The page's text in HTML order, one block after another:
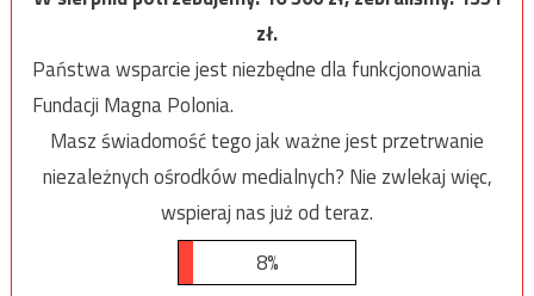
zł.
Państwa wsparcie jest niezbędne dla funkcjonowania
Fundacji Magna Polonia.
Masz świadomość tego jak ważne jest przetrwanie
niezależnych ośrodków medialnych? Nie zwlekaj więc,
wspieraj nas już od teraz.
8%